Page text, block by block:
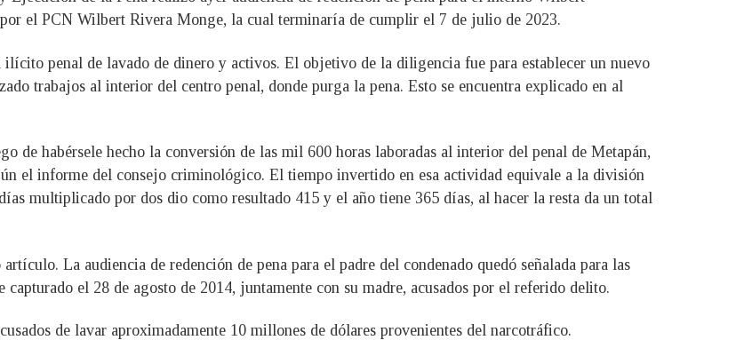
el PCN Wilbert Rivera Monge, la cual terminaría de cumplir el 7 de julio de 2023.
penal de lavado de dinero y activos. El objetivo de la diligencia fue para establecer un nuevo
trabajos al interior del centro penal, donde purga la pena. Esto se encuentra explicado en al
de habérsele hecho la conversión de las mil 600 horas laboradas al interior del penal de Metapán,
el informe del consejo criminológico. El tiempo invertido en esa actividad equivale a la división
multiplicado por dos dio como resultado 415 y el año tiene 365 días, al hacer la resta da un total
La audiencia de redención de pena para el padre del condenado quedó señalada para las
el 28 de agosto de 2014, juntamente con su madre, acusados por el referido delito.
de lavar aproximadamente 10 millones de dólares provenientes del narcotráfico.